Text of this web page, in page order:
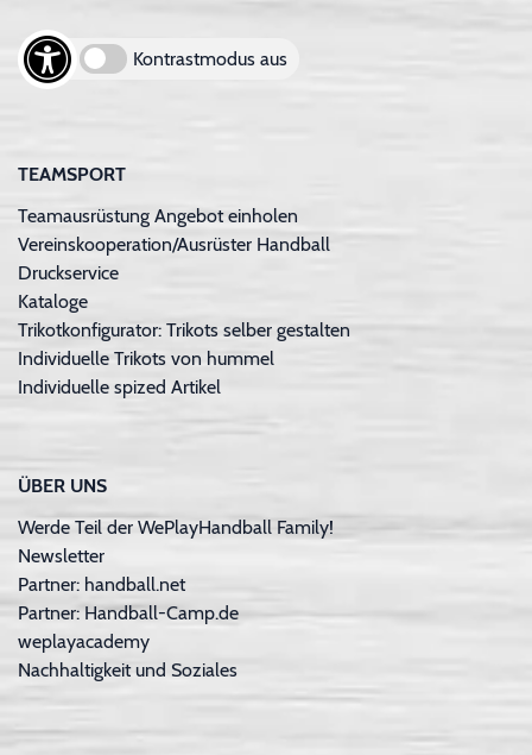
Kontrastmodus aus
TEAMSPORT
Teamausrüstung Angebot einholen
Vereinskooperation/Ausrüster Handball
Druckservice
Kataloge
Trikotkonfigurator: Trikots selber gestalten
Individuelle Trikots von hummel
Individuelle spized Artikel
ÜBER UNS
Werde Teil der WePlayHandball Family!
Newsletter
Partner: handball.net
Partner: Handball-Camp.de
weplayacademy
Nachhaltigkeit und Soziales